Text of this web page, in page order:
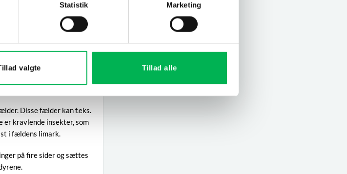
Statistik Marketing
valgte Tillad alle
disse områder for at
at ventilationsåbninger har
kan snige sig ind,
Disse fælder kan f.eks.
kravlende insekter, som
i fældens limark.
på fire sider og sættes